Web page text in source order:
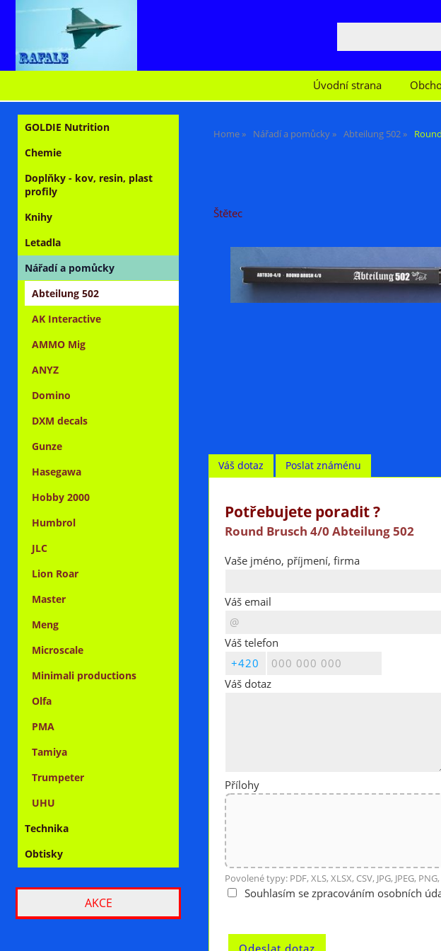
Úvodní strana
Home Nářadí a pomůcky Abteilung 502
Štětec
Váš dotaz Poslat známénu
Potřebujete poradit ?
Round Brusch 4/0 Abteilung 502
Vaše jméno, příjmení, firma
Váš email
Váš telefon
Váš dotaz
Přílohy
Povolené typy: PDF, XLS, XLSX, CSV, JPG, JPEG,
Souhlasím se zpracováním osobních
GOLDIE Nutrition
Chemie
Doplňky - kov, resin, plast
profily
Knihy
Letadla
Nářadí a pomůcky
Abteilung 502
AK Interactive
AMMO Mig
ANYZ
Domino
DXM decals
Gunze
Hasegawa
Hobby 2000
Humbrol
JLC
Lion Roar
Master
Meng
Microscale
Minimali productions
Olfa
PMA
Tamiya
Trumpeter
UHU
Technika
Obtisky
AKCE